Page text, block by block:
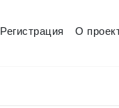
Регистрация О